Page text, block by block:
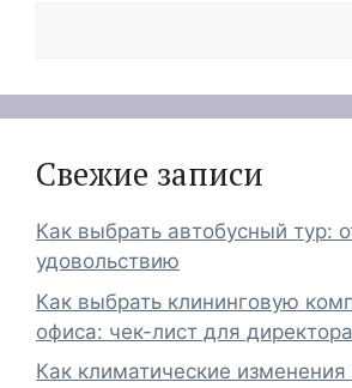
Свежие записи
Как выбрать автобусный тур:
удовольствию
Как выбрать клининговую
офиса: чек-лист для директора
Как климатические изменения